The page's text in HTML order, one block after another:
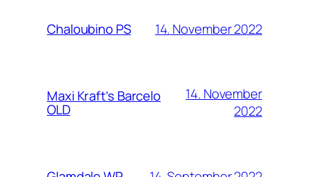
Chaloubino PS 14. November 2022
Maxi Kraft’s Barcelo
OLD
14. November
2022